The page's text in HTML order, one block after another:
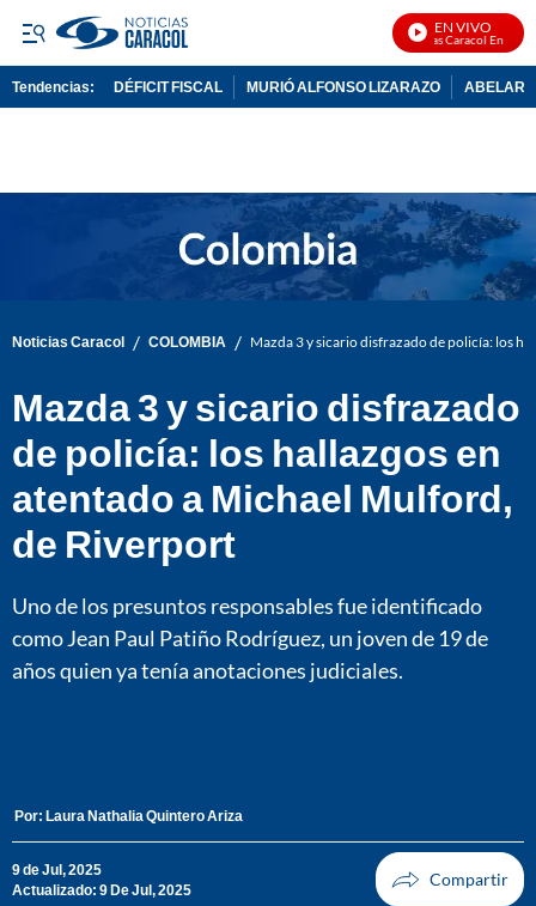
EN VIVO
Noticias Caracol En Vivo
Tendencias: DÉFICIT FISCAL MURIÓ ALFONSO LIZARAZO
Noticias Caracol / COLOMBIA / Mazda 3 y sicario disfrazado de policía: los
Mazda 3 y sicario disfrazado
de policía: los hallazgos en
atentado a Michael Mulford,
de Riverport
Uno de los presuntos responsables fue identificado
como Jean Paul Patiño Rodríguez, un joven de 19 de
años quien ya tenía anotaciones judiciales.
Por: Laura Nathalia Quintero Ariza
9 de Jul, 2025
Actualizado: 9 De Jul, 2025